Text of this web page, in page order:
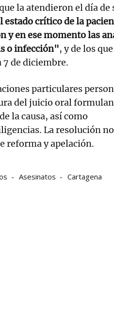
la atendieron el día de
estado crítico de la
y en ese momento las
o infección", y de los
7 de diciembre.
particulares
del juicio oral
la causa, así como
La resolución
reforma y apelación.
Asesinatos Cartagena